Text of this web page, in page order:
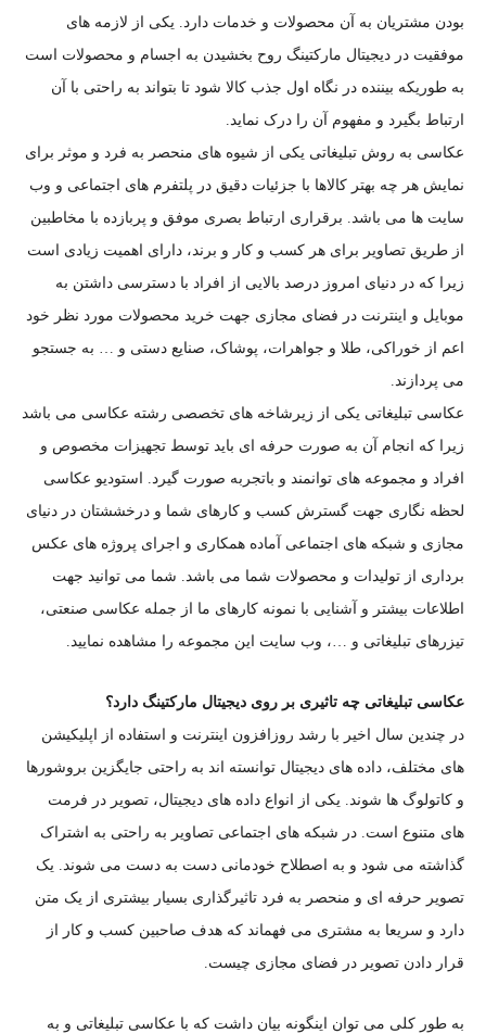
بودن مشتریان به آن محصولات و خدمات دارد. یکی از لازمه های
موفقیت در دیجیتال مارکتینگ روح بخشیدن به اجسام و محصولات است
به طوریکه بیننده در نگاه اول جذب کالا شود تا بتواند به راحتی با آن
ارتباط بگیرد و مفهوم آن را درک نماید.
عکاسی به روش تبلیغاتی یکی از شیوه های منحصر به فرد و موثر برای
نمایش هر چه بهتر کالاها با جزئیات دقیق در پلتفرم های اجتماعی و وب
سایت ها می باشد. برقراری ارتباط بصری موفق و پربازده با مخاطبین
از طریق تصاویر برای هر کسب و کار و برند، دارای اهمیت زیادی است
زیرا که در دنیای امروز درصد بالایی از افراد با دسترسی داشتن به
موبایل و اینترنت در فضای مجازی جهت خرید محصولات مورد نظر خود
اعم از خوراکی، طلا و جواهرات، پوشاک، صنایع دستی و … به جستجو
می پردازند.
عکاسی تبلیغاتی یکی از زیرشاخه های تخصصی رشته عکاسی می باشد
زیرا که انجام آن به صورت حرفه ای باید توسط تجهیزات مخصوص و
افراد و مجموعه های توانمند و باتجربه صورت گیرد. استودیو عکاسی
لحظه نگاری جهت گسترش کسب و کارهای شما و درخششتان در دنیای
مجازی و شبکه های اجتماعی آماده همکاری و اجرای پروژه های عکس
برداری از تولیدات و محصولات شما می باشد. شما می توانید جهت
اطلاعات بیشتر و آشنایی با نمونه کارهای ما از جمله عکاسی صنعتی،
تیزرهای تبلیغاتی و …، وب سایت این مجموعه را مشاهده نمایید.
عکاسی تبلیغاتی چه تاثیری بر روی دیجیتال مارکتینگ دارد؟
در چندین سال اخیر با رشد روزافزون اینترنت و استفاده از اپلیکیشن
های مختلف، داده های دیجیتال توانسته اند به راحتی جایگزین بروشورها
و کاتولوگ ها شوند. یکی از انواع داده های دیجیتال، تصویر در فرمت
های متنوع است. در شبکه های اجتماعی تصاویر به راحتی به اشتراک
گذاشته می شود و به اصطلاح خودمانی دست به دست می شوند. یک
تصویر حرفه ای و منحصر به فرد تاثیرگذاری بسیار بیشتری از یک متن
دارد و سریعا به مشتری می فهماند که هدف صاحبین کسب و کار از
قرار دادن تصویر در فضای مجازی چیست.
به طور کلی می توان اینگونه بیان داشت که با عکاسی تبلیغاتی و به